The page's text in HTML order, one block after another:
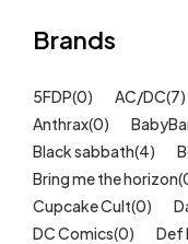
Tétines (11)
Kids (209)
Outlet (40)
Univers (422)
Brands
5FDP(0) AC/DC(7)
Anthrax(0)
Black sabbath(4)
Bring me the horizon
Cupcake Cult(0)
DC Comics(0) Def